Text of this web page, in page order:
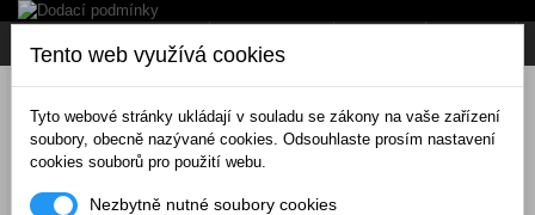
Tento web využívá cookies
Tyto webové stránky ukládají v souladu se zákony na vaše zařízení
soubory, obecně nazývané cookies. Odsouhlaste prosím nastavení
cookies souborů pro použití webu.
Nezbytně nutné soubory cookies